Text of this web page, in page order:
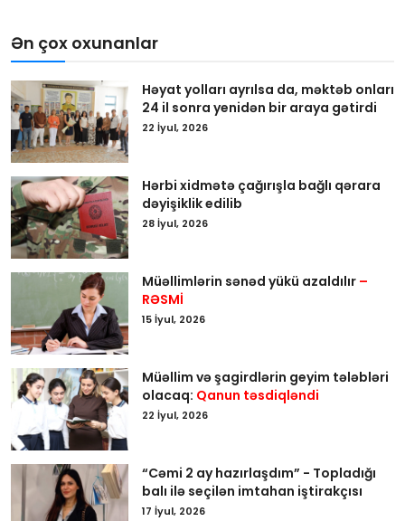
Ən çox oxunanlar
Həyat yolları ayrılsa da, məktəb onları
24 il sonra yenidən bir araya gətirdi
22 İyul, 2026
Hərbi xidmətə çağırışla bağlı qərara
dəyişiklik edilib
28 İyul, 2026
Müəllimlərin sənəd yükü azaldılır –
RƏSMİ
15 İyul, 2026
Müəllim və şagirdlərin geyim tələbləri
olacaq: Qanun təsdiqləndi
22 İyul, 2026
“Cəmi 2 ay hazırlaşdım” - Topladığı
balı ilə seçilən imtahan iştirakçısı
17 İyul, 2026